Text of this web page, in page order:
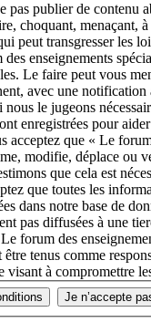
pas publier de contenu
choquant, menaçant, à
peut transgresser les
enseignements
Le faire peut vous
avec une
nous le jugeons
enregistrées pour
acceptez que « Le
modifie, déplace ou
que cela est
que toutes les
dans notre base de
pas diffusées à une
forum des
tenus comme
visant à compromettre